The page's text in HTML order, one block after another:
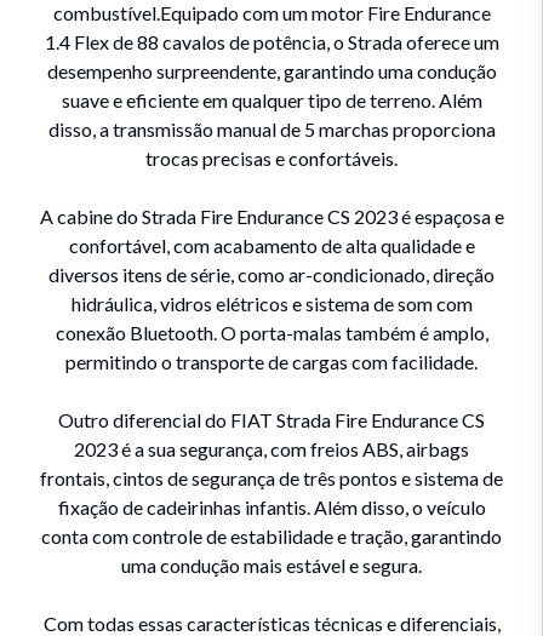
combustível.Equipado com um motor Fire Endurance
1.4 Flex de 88 cavalos de potência, o Strada oferece um
desempenho surpreendente, garantindo uma condução
suave e eficiente em qualquer tipo de terreno. Além
disso, a transmissão manual de 5 marchas proporciona
trocas precisas e confortáveis.
A cabine do Strada Fire Endurance CS 2023 é espaçosa e
confortável, com acabamento de alta qualidade e
diversos itens de série, como ar-condicionado, direção
hidráulica, vidros elétricos e sistema de som com
conexão Bluetooth. O porta-malas também é amplo,
permitindo o transporte de cargas com facilidade.
Outro diferencial do FIAT Strada Fire Endurance CS
2023 é a sua segurança, com freios ABS, airbags
frontais, cintos de segurança de três pontos e sistema de
fixação de cadeirinhas infantis. Além disso, o veículo
conta com controle de estabilidade e tração, garantindo
uma condução mais estável e segura.
Com todas essas características técnicas e diferenciais,